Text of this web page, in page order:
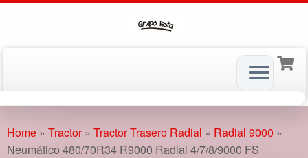
to
content
Home » Tractor » Tractor Trasero Radial » Radial 9000 »
Neumático 480/70R34 R9000 Radial 4/7/8/9000 FS